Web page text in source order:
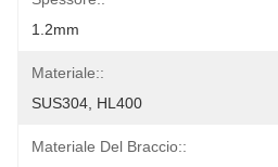
1.2mm
Materiale::
SUS304, HL400
Materiale Del Braccio::